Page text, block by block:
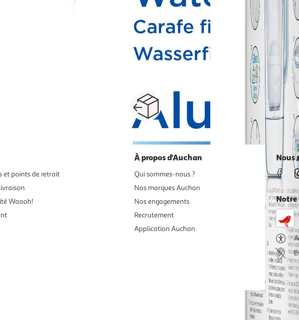
Suivante
en ligne votre carafe filtrante ou vos cartouches de filtration et faites-vous livrer
Retour produits : 30 jours
et points de retrait
Waaoh!
À propos d'Auchan
Qui sommes-nous ?
Nos marques Auchan
Nos engagements
Recrutement
Application Auchan
Nous